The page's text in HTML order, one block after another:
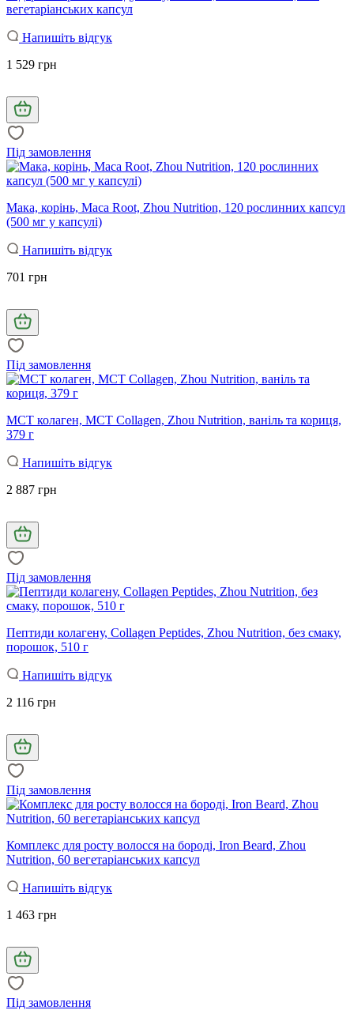
вегетаріанських капсул
Напишіть відгук
1 529 грн
Під замовлення
Мака, корінь, Maca Root, Zhou Nutrition, 120 рослинних капсул
(500 мг у капсулі)
Напишіть відгук
701 грн
Під замовлення
MCT колаген, MCT Collagen, Zhou Nutrition, ваніль та кориця,
379 г
Напишіть відгук
2 887 грн
Під замовлення
Пептиди колагену, Collagen Peptides, Zhou Nutrition, без смаку,
порошок, 510 г
Напишіть відгук
2 116 грн
Під замовлення
Комплекс для росту волосся на бороді, Iron Beard, Zhou
Nutrition, 60 вегетаріанських капсул
Напишіть відгук
1 463 грн
Під замовлення